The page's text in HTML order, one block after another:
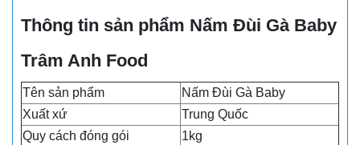
Thông tin sản phẩm Nấm Đùi Gà Baby
Trâm Anh Food
Tên sản phẩm
Nấm Đùi Gà Baby
Xuất xứ
Trung Quốc
Quy cách đóng gói
1kg